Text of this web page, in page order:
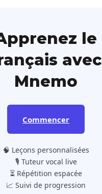
le
avec
Mnemo
Commencer
🧠 Leçons personnalisées
🎙️ Tuteur vocal live
⏳ Répétition espacée
📈 Suivi de progression